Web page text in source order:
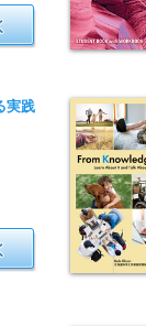
実践